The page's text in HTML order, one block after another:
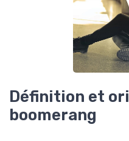
Définition et
boomerang